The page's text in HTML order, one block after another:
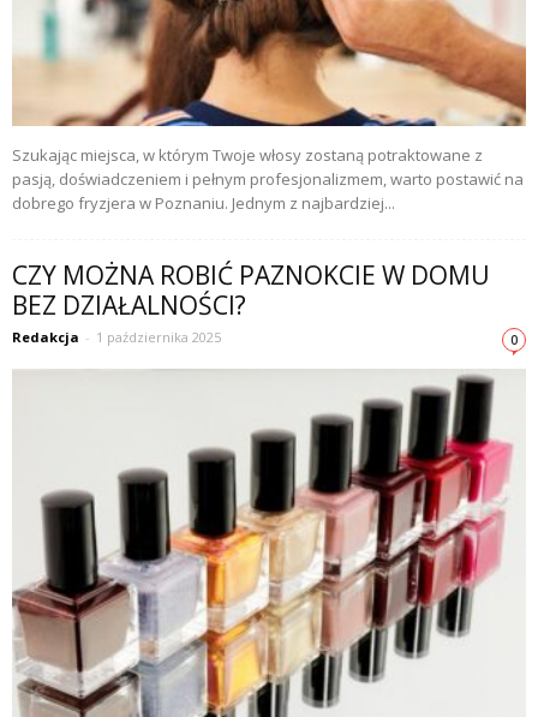
Szukając miejsca, w którym Twoje włosy zostaną potraktowane z
pasją, doświadczeniem i pełnym profesjonalizmem, warto postawić na
dobrego fryzjera w Poznaniu. Jednym z najbardziej...
CZY MOŻNA ROBIĆ PAZNOKCIE W DOMU
BEZ DZIAŁALNOŚCI?
Redakcja - 1 października 2025 0